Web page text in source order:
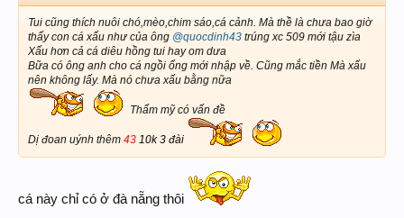
Tui cũng thích nuôi chó,mèo,chim sáo,cá cảnh. Mà thề là chưa bao giờ
thấy con cá xấu như của ông @quocdinh43 trúng xc 509 mới tậu zìa
Xấu hơn cả cá diêu hồng tui hay om dưa
Bữa có ông anh cho cá ngồi ổng mới nhập về. Cũng mắc tiền Mà xấu
nên không lấy. Mà nó chưa xấu bằng nữa
Thẩm mỹ có vấn đề
Dị đoan uýnh thêm 43 10k 3 đài
cá này chỉ có ở đà nẵng thôi